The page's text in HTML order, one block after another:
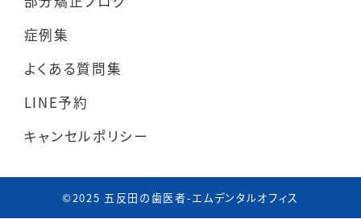
症例集
よくある質問集
LINE予約
キャンセルポリシー
©︎2025 五反田の歯医者-エムデンタルオフィス